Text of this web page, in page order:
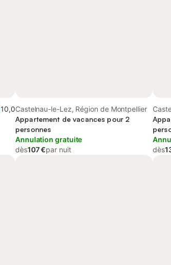
10,0Castelnau-le-Lez, Région de Montpellier
Appartement de vacances pour 2
personnes
Annulation gratuite
dès107 €par nuit
dès